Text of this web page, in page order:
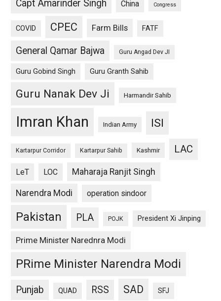
Capt Amarinder Singh China Congress
COVID CPEC Farm Bills FATF
General Qamar Bajwa Guru Angad Dev JI
Guru Gobind Singh Guru Granth Sahib
Guru Nanak Dev Ji Harmandir Sahib
Imran Khan Indian Army ISI
Kartarpur Corridor Kartarpur Sahib Kashmir LAC
LeT LOC Maharaja Ranjit Singh
Narendra Modi operation sindoor
Pakistan PLA POJK President Xi Jinping
Prime Minister Narednra Modi
PRime Minister Narendra Modi
Punjab QUAD RSS SAD SFJ